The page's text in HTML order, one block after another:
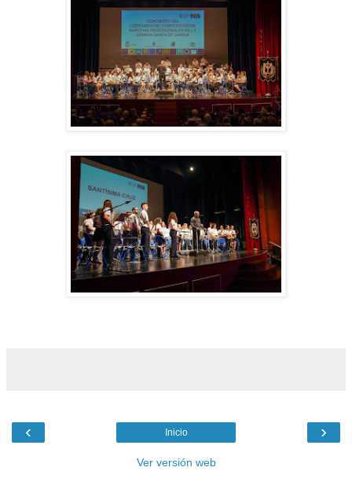
‹ ›
Inicio
Ver versión web